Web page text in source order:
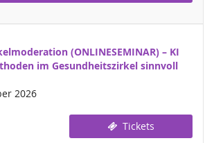
(ONLINESEMINAR) – KI
im Gesundheitszirkel sinnvoll
2026
Tickets